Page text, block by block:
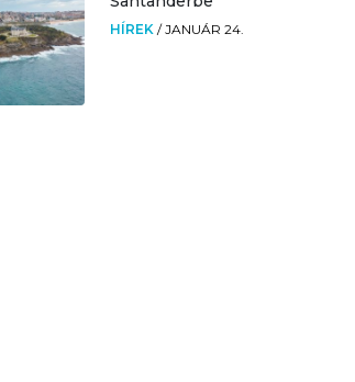
HÍREK /JANUÁR 24.